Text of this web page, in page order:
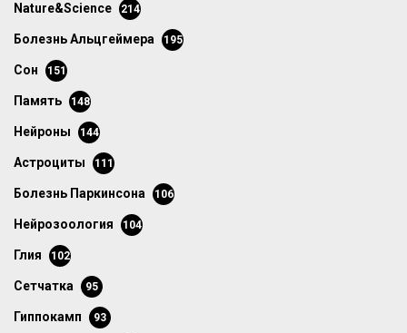
Nature&Science 214
болезнь Альцгеймера 195
сон 151
память 148
нейроны 144
астроциты 111
болезнь Паркинсона 106
нейрозоология 104
глия 102
сетчатка 95
гиппокамп 93